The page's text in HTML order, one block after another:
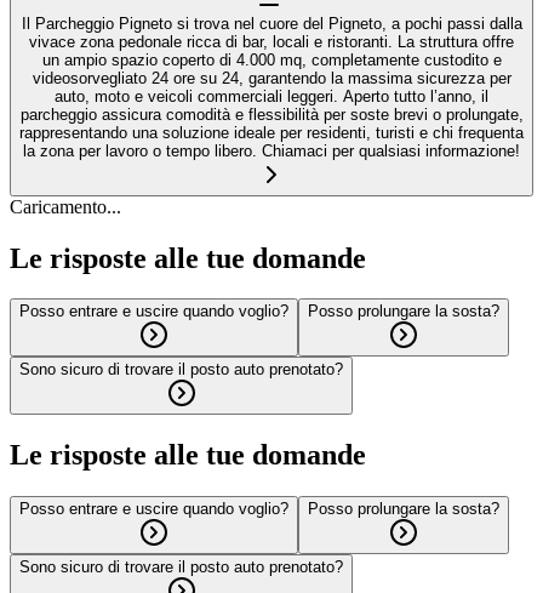
Il Parcheggio Pigneto si trova nel cuore del Pigneto, a pochi passi dalla
vivace zona pedonale ricca di bar, locali e ristoranti. La struttura offre
un ampio spazio coperto di 4.000 mq, completamente custodito e
videosorvegliato 24 ore su 24, garantendo la massima sicurezza per
auto, moto e veicoli commerciali leggeri. Aperto tutto l’anno, il
parcheggio assicura comodità e flessibilità per soste brevi o prolungate,
rappresentando una soluzione ideale per residenti, turisti e chi frequenta
la zona per lavoro o tempo libero. Chiamaci per qualsiasi informazione!
Caricamento...
Le risposte alle tue domande
Posso entrare e uscire quando voglio? Posso prolungare la sosta?
Sono sicuro di trovare il posto auto prenotato?
Le risposte alle tue domande
Posso entrare e uscire quando voglio? Posso prolungare la sosta?
Sono sicuro di trovare il posto auto prenotato?